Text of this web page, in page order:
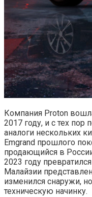
Компания Proton
2017 году, и с тех
аналоги нескольких
Emgrand прошлого
продающийся в
2023 году
Малайзии
изменился снаружи,
техническую начинку.